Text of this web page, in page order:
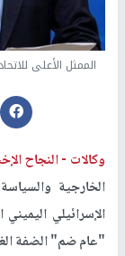
الممثل الأعلى
وكالات -النجاح
الخارجية
"عام ضم" الضفة